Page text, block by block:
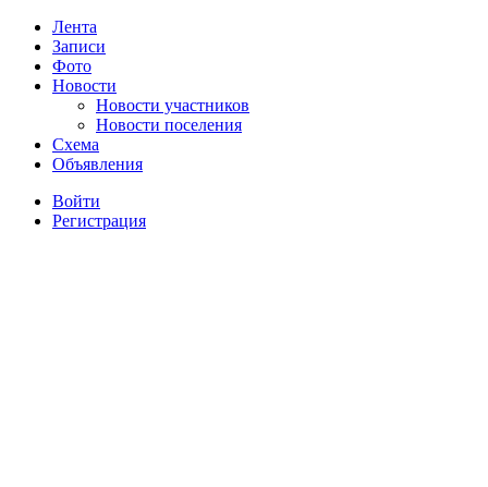
Лента
Записи
Фото
Новости
Новости участников
Новости поселения
Схема
Объявления
Войти
Регистрация